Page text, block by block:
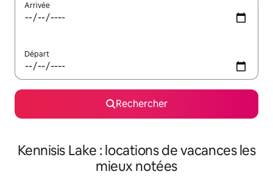
Arrivée
Départ
Rechercher
Kennisis Lake : locations de vacances les
mieux notées